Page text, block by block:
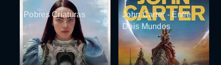
Pobres Criaturas
John Carter - Entre
Dois Mundos